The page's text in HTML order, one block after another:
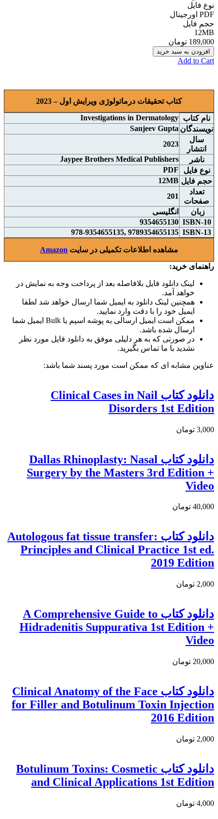
نوع فایل
PDF اورجينال
حجم فایل
12MB
189,000 تومان
افزودن به سبد خرید
Add to Cart
کتاب تحقیقات درماتولوژی ويرايش اول – 2023
نام کتاب Investigations in Dermatology
نويسندگان Sanjeev Gupta
سال
انتشار
2023
ناشر
Jaypee Brothers Medical Publishers
نوع فايل
PDF
حجم فايل 12MB
تعداد
صفحات
201
زبان
انگلیسی
ISBN-10
9354655130
ISBN-13
9789354655135 ,978-9354655135
مشاهده اطلاعات تکمیلی در سایت Amazon
راهنمای خرید:
لینک دانلود فایل بلافاصله بعد از پرداخت وجه به نمایش در
خواهد آمد.
همچنین لینک دانلود به ایمیل شما ارسال خواهد شد لطفا
ایمیل خود را با دقت وارد نمایید.
ممکن است ایمیل ارسالی به پوشه اسپم یا Bulk ایمیل شما
ارسال شده باشد.
در صورتی که به هر دلیلی موفق به دانلود فایل مورد نظر
نشدید با ما تماس بگیرید.
عناوین مشابه ای که ممکن است مورد پسند شما باشد:
دانلود كتاب Clinical Cases in Nail
Disorders 1st Edition
3,000 تومان
دانلود کتاب Dallas Rhinoplasty: Nasal
Surgery by the Masters 3rd Edition +
Video
40,000 تومان
دانلود کتاب Autologous fat tissue transfer:
Principles and Clinical Practice 1st ed.
2019 Edition
2,000 تومان
دانلود كتاب A Comprehensive Guide to
Hidradenitis Suppurativa 1st Edition +
Video
20,000 تومان
دانلود کتاب Clinical Anatomy of the Face
for Filler and Botulinum Toxin Injection
2016 Edition
2,000 تومان
دانلود کتاب Botulinum Toxins: Cosmetic
and Clinical Applications 1st Edition
4,000 تومان